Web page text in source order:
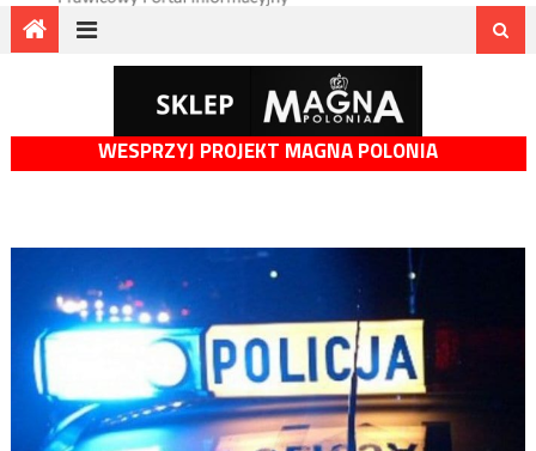
WESPRZYJ PROJEKT MAGNA POLONIA